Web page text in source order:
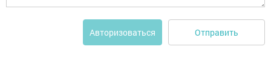
Авторизоваться Отправить